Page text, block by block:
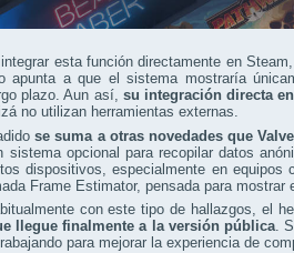
esta función directamente en
apunta a que el sistema mostraría
plazo. Aun así, su integración directa
no utilizan herramientas externas.
se suma a otras novedades que
sistema opcional para recopilar datos
dispositivos, especialmente en
Frame Estimator, pensada para
con este tipo de hallazgos, el
llegue finalmente a la versión pública.
para mejorar la experiencia de